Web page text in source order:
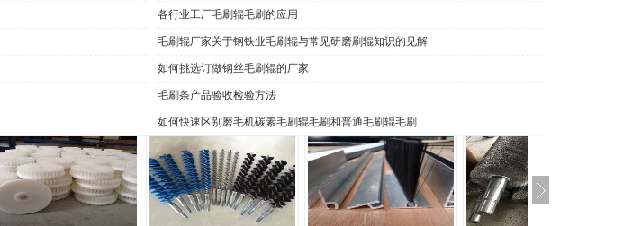
各行业工厂毛刷辊毛刷的应用
毛刷辊厂家关于钢铁业毛刷辊与常见研磨刷辊知识的见解
如何挑选订做钢丝毛刷辊的厂家
毛刷条产品验收检验方法
如何快速区别磨毛机碳素毛刷辊毛刷和普通毛刷辊毛刷